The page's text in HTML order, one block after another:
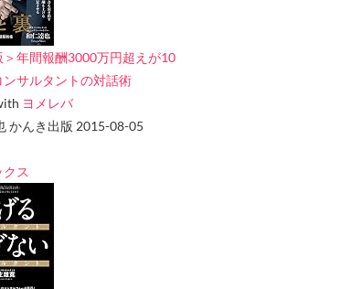
＞年間報酬3000万円超えが10
ンサルタントの対話術
ヨメレバ
かんき出版 2015-08-05
ス